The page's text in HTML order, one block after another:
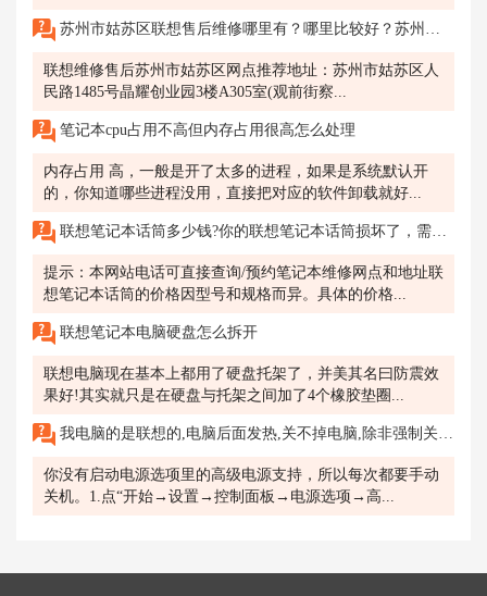
苏州市姑苏区联想售后维修哪里有？哪里比较好？苏州市姑苏区联想电脑售后服务网点地址是什么？电话多少？
联想维修售后苏州市姑苏区网点推荐地址：苏州市姑苏区人
民路1485号晶耀创业园3楼A305室(观前街察...
笔记本cpu占用不高但内存占用很高怎么处理
内存占用 高，一般是开了太多的进程，如果是系统默认开
的，你知道哪些进程没用，直接把对应的软件卸载就好...
联想笔记本话筒多少钱?你的联想笔记本话筒损坏了，需要购买一个新的话筒进行更换。
提示：本网站电话可直接查询/预约笔记本维修网点和地址联
想笔记本话筒的价格因型号和规格而异。具体的价格...
联想笔记本电脑硬盘怎么拆开
联想电脑现在基本上都用了硬盘托架了，并美其名曰防震效
果好!其实就只是在硬盘与托架之间加了4个橡胶垫圈...
我电脑的是联想的,电脑后面发热,关不掉电脑,除非强制关机,是哪里坏了吗?
你没有启动电源选项里的高级电源支持，所以每次都要手动
关机。1.点“开始→设置→控制面板→电源选项→高...